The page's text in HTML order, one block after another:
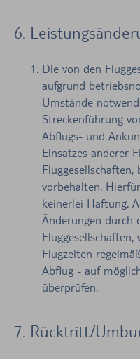
6.
Die von den
aufgrund
Umstände
Streckenführung
Abflugs- und
Einsatzes anderer
vorbehalten.
keinerlei Haftung.
Änderungen durch
Flugzeiten
Abflug - auf
überprüfen.
7. Rücktritt/